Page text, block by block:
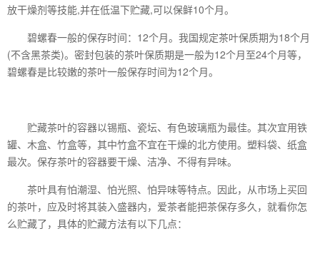
放干燥剂等技能,并在低温下贮藏,可以保鲜10个月。
碧螺春一般的保存时间：12个月。我国规定茶叶保质期为18个月
(不含黑茶类)。密封包装的茶叶保质期是一般为12个月至24个月等，
碧螺春是比较嫩的茶叶一般保存时间为12个月。
贮藏茶叶的容器以锡瓶、瓷坛、有色玻璃瓶为最佳。其次宜用铁
罐、木盒、竹盒等，其中竹盒不宜在干燥的北方使用。塑料袋、纸盒
最次。保存茶叶的容器要干燥、洁净、不得有异味。
茶叶具有怕潮湿、怕光照、怕异味等特点。因此，从市场上买回
的茶叶，应及时将其装入盛器内，爱茶者能把茶保存多久，就看你怎
么贮藏了，具体的贮藏方法有以下几点：